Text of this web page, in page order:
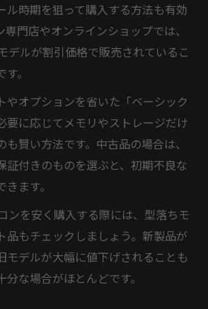
ル時期を狙って購入する方法も有効
門店やオンラインショップでは、
デルが割引価格で販売されているこ
。
やオプションを省いた「ベーシック
要に応じてメモリやストレージだけ
賢い方法です。中古品の場合は、
証付きのものを選ぶと、初期不良な
ます。
ンを安く購入する際には、型落ちモ
品もチェックしましょう。新製品が
モデルが大幅に値下げされることも
な場合がほとんどです。